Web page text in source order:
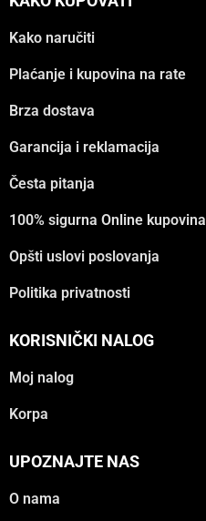
Kako naručiti
Plaćanje i kupovina na rate
Brza dostava
Garancija i reklamacija
Česta pitanja
100% sigurna Online kupovina
Opšti uslovi poslovanja
Politika privatnosti
KORISNIČKI NALOG
Moj nalog
Korpa
UPOZNAJTE NAS
O nama